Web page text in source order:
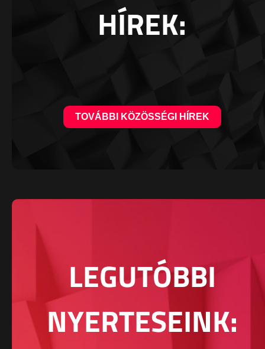
HÍREK:
TOVÁBBI KÖZÖSSÉGI HÍREK
LEGUTÓBBI
NYERTESEINK: